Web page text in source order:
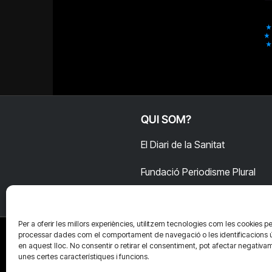
Per a oferir les millors experiències, utilitzem tecnologies com les cookies
processar dades com el comportament de navegació o les identificacions
en aquest lloc. No consentir o retirar el consentiment, pot afectar
unes certes característiques i funcions.
QUI SOM?
El Diari de la Sanitat
Fundació Periodisme Plural